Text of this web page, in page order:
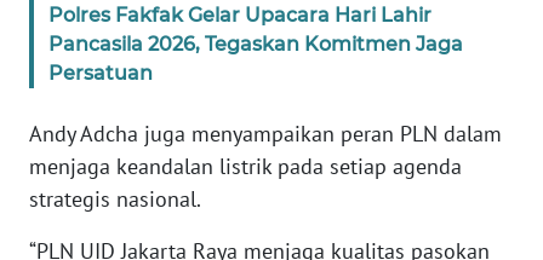
Polres Fakfak Gelar Upacara Hari Lahir
Pancasila 2026, Tegaskan Komitmen Jaga
Persatuan
Andy Adcha juga menyampaikan peran PLN dalam
menjaga keandalan listrik pada setiap agenda
strategis nasional.
“PLN UID Jakarta Raya menjaga kualitas pasokan
PAPUA
WN
BARAT
WN